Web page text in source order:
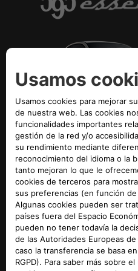
secuencial
Norma sobre
Euro 6D-temp
DESCUBRE